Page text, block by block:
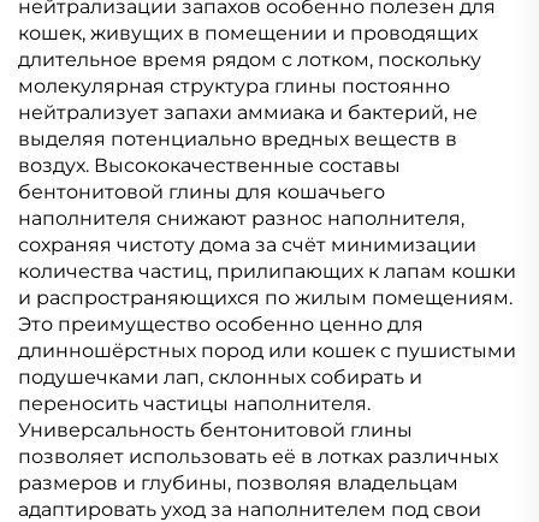
нейтрализации запахов особенно полезен для
кошек, живущих в помещении и проводящих
длительное время рядом с лотком, поскольку
молекулярная структура глины постоянно
нейтрализует запахи аммиака и бактерий, не
выделяя потенциально вредных веществ в
воздух. Высококачественные составы
бентонитовой глины для кошачьего
наполнителя снижают разнос наполнителя,
сохраняя чистоту дома за счёт минимизации
количества частиц, прилипающих к лапам кошки
и распространяющихся по жилым помещениям.
Это преимущество особенно ценно для
длинношёрстных пород или кошек с пушистыми
подушечками лап, склонных собирать и
переносить частицы наполнителя.
Универсальность бентонитовой глины
позволяет использовать её в лотках различных
размеров и глубины, позволяя владельцам
адаптировать уход за наполнителем под свои